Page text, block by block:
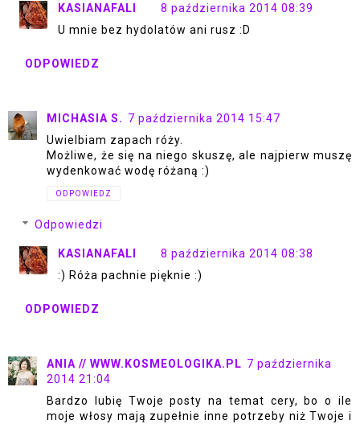
KASIANAFALI
8 października 2014 08:39
U mnie bez hydolatów ani rusz :D
ODPOWIEDZ
MICHASIA S. 7 października 2014 15:47
Uwielbiam zapach róży.
Możliwe, że się na niego skuszę, ale najpierw muszę
wydenkować wodę różaną :)
ODPOWIEDZ
Odpowiedzi
KASIANAFALI
8 października 2014 08:38
:) Róża pachnie pięknie :)
ODPOWIEDZ
ANIA // WWW.KOSMEOLOGIKA.PL 7 października
2014 21:04
Bardzo lubię Twoje posty na temat cery, bo o ile
moje włosy mają zupełnie inne potrzeby niż Twoje i